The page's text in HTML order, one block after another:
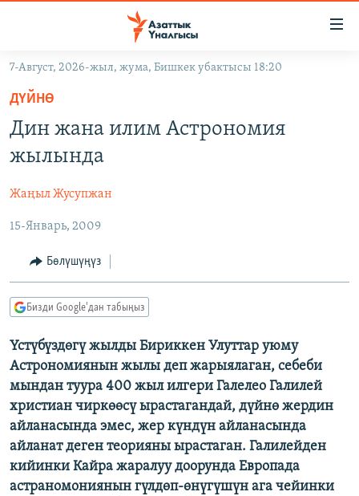
Навигацияга
өтүңүз
Издөөгө
салыңыз
ЖАҢЫЛЫКТАР
ЭКОНОМИКА
МАДАНИЯТ
ДҮЙНӨ
БОРБОР АЗИЯ
АТАЙЫН ИЛИКТӨӨ
ТВ ПРОГРАММАЛАР
БҮГҮН АЗАТТЫКТА
БИЗ ЖАНА ДҮЙНӨ
ДАНИСТЕ
ЭЖЕ-СИҢДИЛЕР
АЗАТТЫК+
ЫҢГАЙСЫЗ СУРООЛОР
ПОДКАСТ
ӨЗГӨЧӨ ПИКИР
ОНЛАЙН ШЕРИНЕ
ЭЕ/АРнун бардык сайттары
7-Август, 2026-жыл, жума, Бишкек убактысы 18:20
ДҮЙНӨ
Дин жана илим Астрономия
жылында
Жаңыл Жусупжан
15-Январь, 2009
Бөлүшүңүз
Бизди Google'дан табыңыз
Үстүбүздөгү жылды Бириккен Улуттар уюму
Астрономиянын жылы деп жарыялаган, себеби
мындан туура 400 жыл илгери Галелео Галилей
христиан чиркөөсү ырастагандай, дүйнө жердин
айланасында эмес, жер күндүн айланасында
айланат деген теорияны ырастаган. Галилейден
кийинки Кайра жаралуу доорунда Европада
астраномониянын гүлдөп-өнүгүшүн ага чейинки